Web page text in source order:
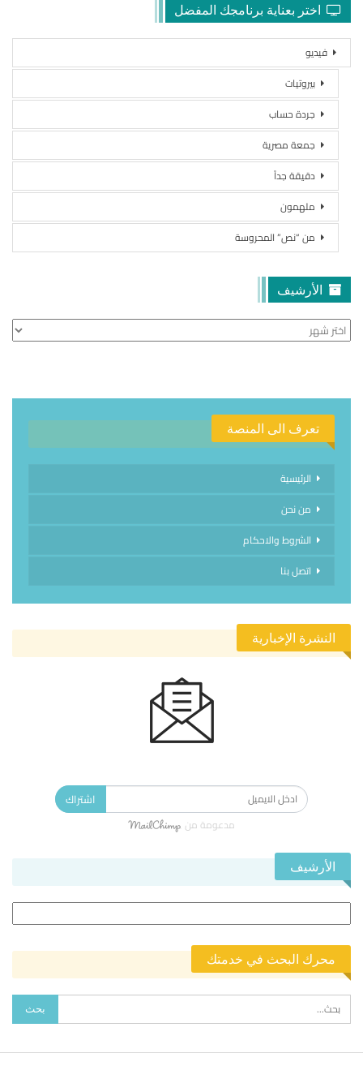
اختر بعناية برنامجك المفضل
فيديو
بيروتيات
جردة حساب
جمعة مصرية
دقيقة جداً
ملهمون
من “نص” المحروسة
الأرشيف
الأرشيف
تعرف الى المنصة
الرئيسية
من نحن
الشروط والاحكام
اتصل بنا
النشرة الإخبارية
اشتراك
مدعومة من
الأرشيف
محرك البحث في خدمتك